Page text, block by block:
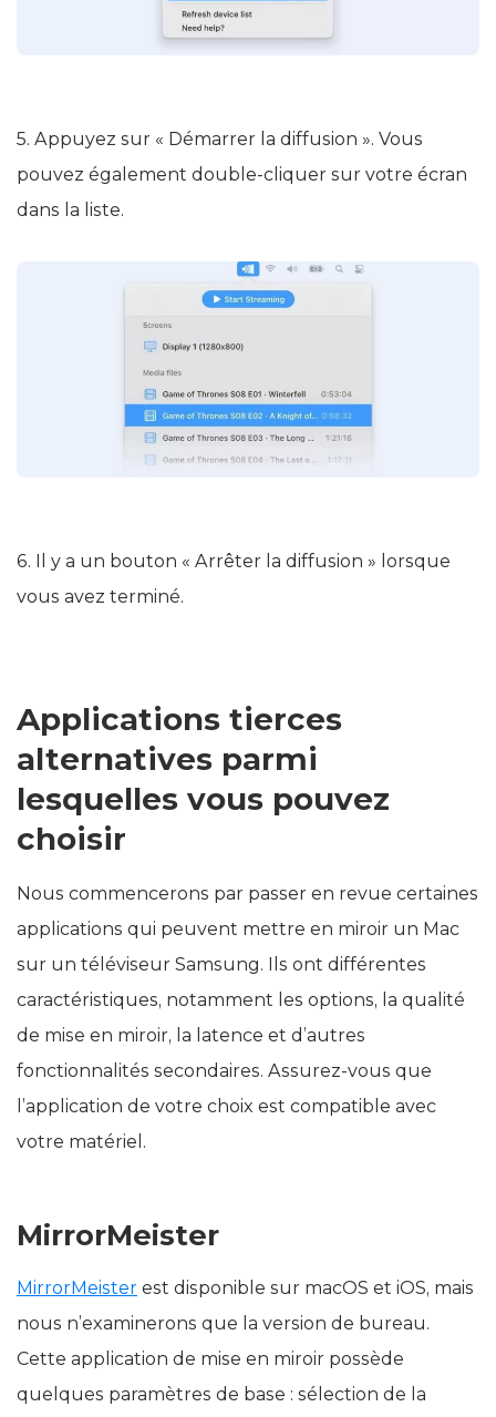
5. Appuyez sur « Démarrer la diffusion ». Vous
pouvez également double-cliquer sur votre écran
dans la liste.
6. Il y a un bouton « Arrêter la diffusion » lorsque
vous avez terminé.
Applications tierces
alternatives parmi
lesquelles vous pouvez
choisir
Nous commencerons par passer en revue certaines
applications qui peuvent mettre en miroir un Mac
sur un téléviseur Samsung. Ils ont différentes
caractéristiques, notamment les options, la qualité
de mise en miroir, la latence et d’autres
fonctionnalités secondaires. Assurez-vous que
l’application de votre choix est compatible avec
votre matériel.
MirrorMeister
MirrorMeister est disponible sur macOS et iOS, mais
nous n’examinerons que la version de bureau.
Cette application de mise en miroir possède
quelques paramètres de base : sélection de la